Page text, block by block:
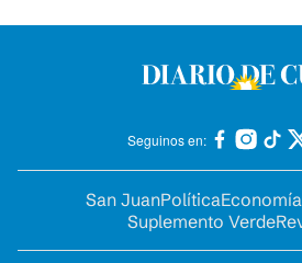
Seguinos en:
San JuanPolíticaEconomía
Suplemento Verde